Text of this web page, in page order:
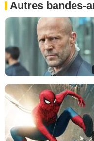
Autres bandes-